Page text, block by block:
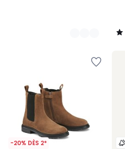
/
-20% DÈS 2*